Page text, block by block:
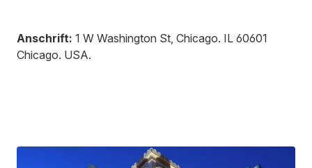
Anschrift: 1 W Washington St, Chicago. IL 60601
Chicago. USA.